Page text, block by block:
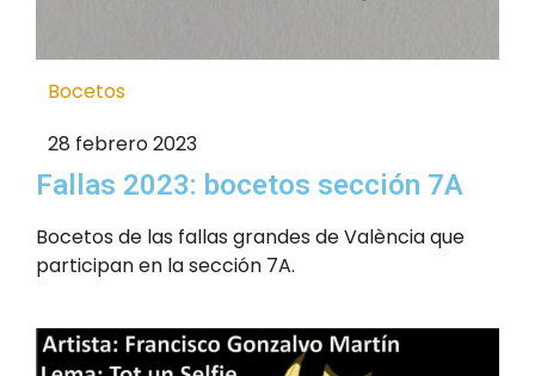
Bocetos
28 febrero 2023
Fallas 2023: bocetos sección 7A
Bocetos de las fallas grandes de València que
participan en la sección 7A.